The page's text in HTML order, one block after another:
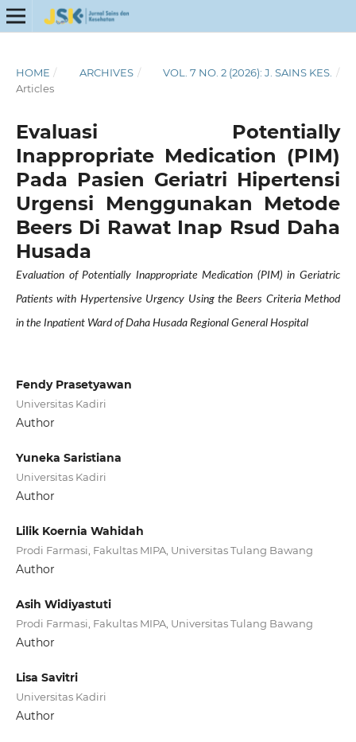
HOME / ARCHIVES / VOL. 7 NO. 2 (2026): J. SAINS KES. /
Articles
Evaluasi Potentially
Inappropriate Medication (PIM)
Pada Pasien Geriatri Hipertensi
Urgensi Menggunakan Metode
Beers Di Rawat Inap Rsud Daha
Husada
Evaluation of Potentially Inappropriate Medication (PIM) in Geriatric
Patients with Hypertensive Urgency Using the Beers Criteria Method
in the Inpatient Ward of Daha Husada Regional General Hospital
Fendy Prasetyawan
Universitas Kadiri
Author
Yuneka Saristiana
Universitas Kadiri
Author
Lilik Koernia Wahidah
Prodi Farmasi, Fakultas MIPA, Universitas Tulang Bawang
Author
Asih Widiyastuti
Prodi Farmasi, Fakultas MIPA, Universitas Tulang Bawang
Author
Lisa Savitri
Universitas Kadiri
Author